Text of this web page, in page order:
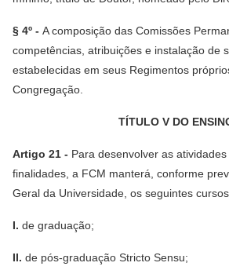
§ 4º - A composição das Comissões
competências, atribuições e instalação de
estabelecidas em seus Regimentos
Congregação.
TÍTULO V DO
Artigo 21 - Para desenvolver as
finalidades, a FCM manterá, conforme
Geral da Universidade, os seguintes
I. de graduação;
II. de pós-graduação Stricto Sensu;